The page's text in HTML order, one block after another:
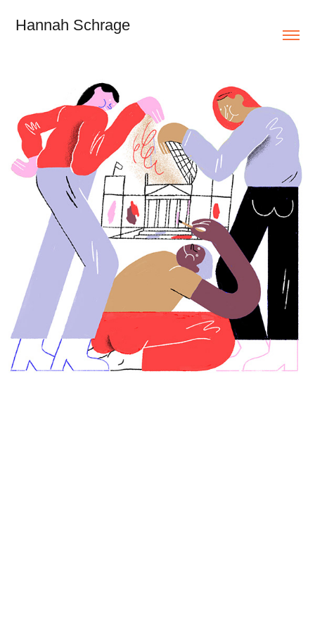
Hannah Schrage